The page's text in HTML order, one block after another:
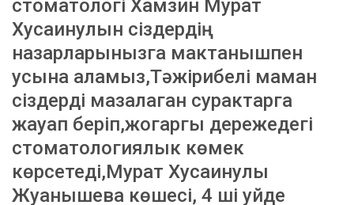
стоматологі Хамзин Мурат
Хусаинулын сіздердің
назарларынызга мактанышпен
усына аламыз,Тәжірибелі маман
сіздерді мазалаган сурактарга
жауап беріп,жогаргы дережедегі
стоматологиялык көмек
көрсетеді,Мурат Хусаинулы
Жуанышева көшесі, 4 ші уйде